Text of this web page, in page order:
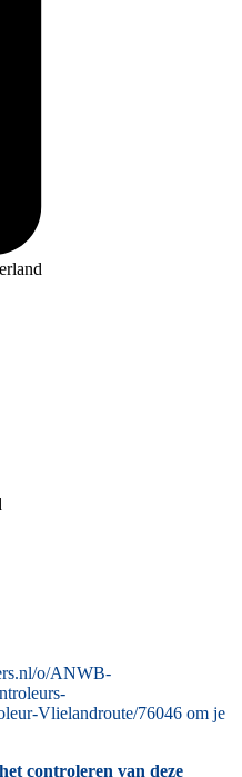
o/ANWB-
Vlielandroute/76046 om je
controleren van deze